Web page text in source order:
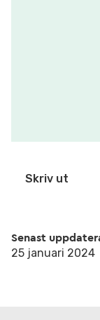
Skriv ut
Senast
25 januari 2024